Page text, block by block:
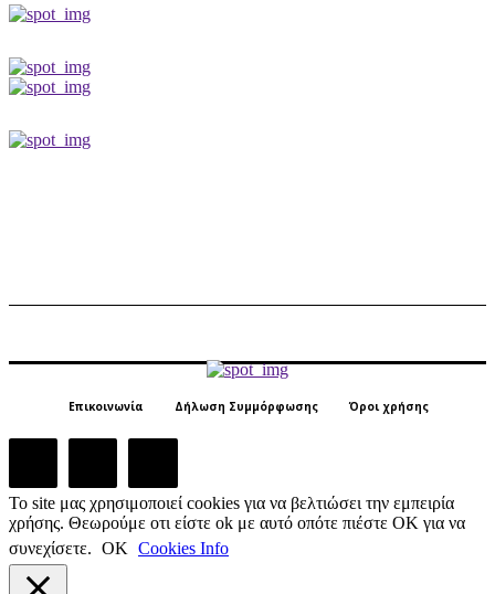
Επικοινωνία Δήλωση Συμμόρφωσης Όροι χρήσης
Το site μας χρησιμοποιεί cookies για να βελτιώσει την εμπειρία
χρήσης. Θεωρούμε οτι είστε ok με αυτό οπότε πιέστε ΟΚ για να
συνεχίσετε. ΟΚ Cookies Info